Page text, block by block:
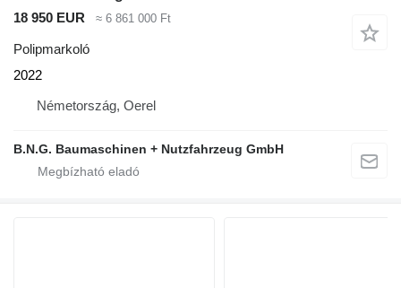
18 950 EUR
≈ 6 861 000 Ft
Polipmarkoló
2022
Németország, Oerel
B.N.G. Baumaschinen + Nutzfahrzeug GmbH